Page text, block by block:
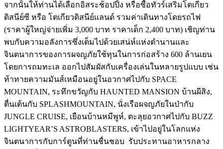
จากนั้นให้ท่านได้เลือกอิสระช้อปปิ้ง หรือซื้อทัวร์เสริมโตเกียว
ดิสนีย์ซี หรือ โตเกียวดิสนีย์แลนด์ รวมค่าเดินทางโดยรถไฟ
(ราคาผู้ใหญ่จ่ายเพิ่ม 3,000 บาท ราคาเด็ก 2,400 บาท) เชิญท่าน
พบกับความอลังการซึ่งเต็มไปด้วยเสน่ห์แห่งตำนานและ
จินตนาการของการผจญภัยใช้ทุนในการก่อสร้าง 600 ล้านเยน
โดยการถมทะเล ออกไปสัมผัสกับเครื่องเล่นในหลายรูปแบบ เช่น
ท้าทายความมันส์เหมือนอยู่ในอวกาศไปกับ SPACE
MOUNTAIN, ระทึกขวัญกับ HAUNTED MANSION บ้านผีสิง,
ตื่นเต้นกับ SPLASHMOUNTAIN, นั่งเรือผจญภัยในป่ากับ
JUNGLE CRUISE, เยือนบ้านหมีพูห์, ตะลุยอวกาศไปกับ BUZZ
LIGHTYEAR’S ASTROBLASTERS, เข้าไปอยู่ในโลกแห่ง
จินตนาการกับการ์ตูนที่ท่านชื่นชอบ รับประทานอาหารกลาง